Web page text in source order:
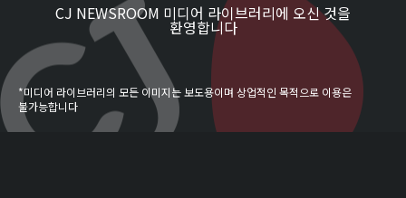
CJ NEWSROOM 미디어 라이브러리에 오신 것을
환영합니다
*미디어 라이브러리의 모든 이미지는 보도용이며 상업적인 목적으로 이용은
불가능합니다